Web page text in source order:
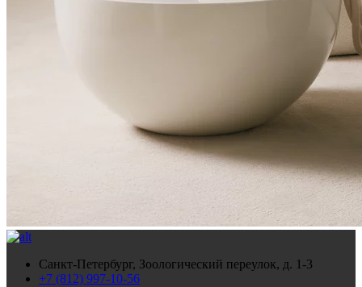
Санкт-Петербург, Зоологический переулок, д. 1-3
+7 (812) 997-10-56